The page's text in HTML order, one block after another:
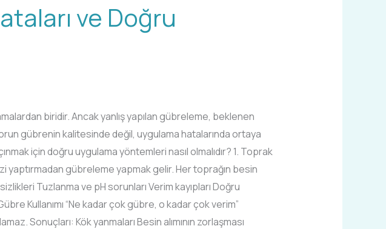
ve Doğru
biridir. Ancak yanlış yapılan gübreleme, beklenen
gübrenin kalitesinde değil, uygulama hatalarında ortaya
için doğru uygulama yöntemleri nasıl olmalıdır? 1. Toprak
yaptırmadan gübreleme yapmak gelir. Her toprağın besin
Tuzlanma ve pH sorunları Verim kayıpları Doğru
Kullanımı “Ne kadar çok gübre, o kadar çok verim”
Sonuçları: Kök yanmaları Besin alımının zorlaşması